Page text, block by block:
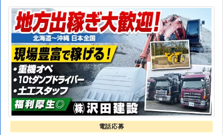
電話応募